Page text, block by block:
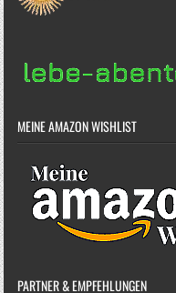
MEINE AMAZON WISHLIST
PARTNER & EMPFEHLUNGEN